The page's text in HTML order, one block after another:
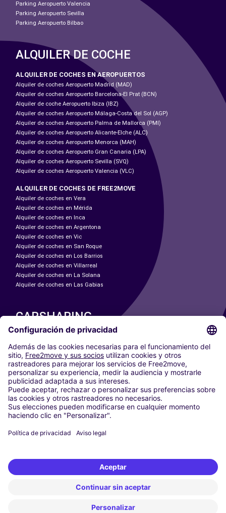
Parking Aeropuerto Valencia
Parking Aeropuerto Sevilla
Parking Aeropuerto Bilbao
ALQUILER DE COCHE
ALQUILER DE COCHES EN AEROPUERTOS
Alquiler de coches Aeropuerto Madrid (MAD)
Alquiler de coches Aeropuerto Barcelona-El Prat (BCN)
Alquiler de coche Aeropuerto Ibiza (IBZ)
Alquiler de coches Aeropuerto Málaga-Costa del Sol (AGP)
Alquiler de coches Aeropuerto Palma de Mallorca (PMI)
Alquiler de coches Aeropuerto Alicante-Elche (ALC)
Alquiler de coches Aeropuerto Menorca (MAH)
Alquiler de coches Aeropuerto Gran Canaria (LPA)
Alquiler de coches Aeropuerto Sevilla (SVQ)
Alquiler de coches Aeropuerto Valencia (VLC)
ALQUILER DE COCHES DE FREE2MOVE
Alquiler de coches en Vera
Alquiler de coches en Mérida
Alquiler de coches en Inca
Alquiler de coches en Argentona
Alquiler de coches en Vic
Alquiler de coches en San Roque
Alquiler de coches en Los Barrios
Alquiler de coches en Villarreal
Alquiler de coches en La Solana
Alquiler de coches en Las Gabias
CARSHARING
NUESTRAS CIUDADES
Paris
Madrid
Washington DC
Milán
Roma
Turín
Viena
Berlín
Düsseldorf